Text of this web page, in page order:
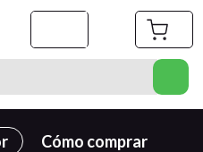
Cómo comprar